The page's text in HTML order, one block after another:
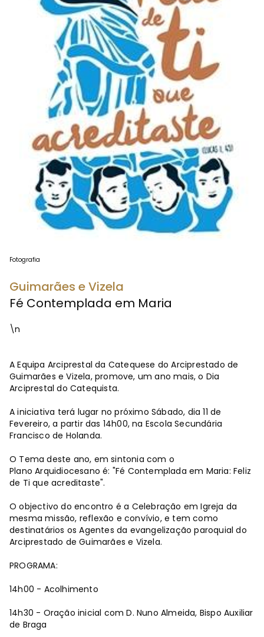
Fotografia
Guimarães e Vizela
Fé Contemplada em Maria
\n
A Equipa Arciprestal da Catequese do Arciprestado de
Guimarães e Vizela, promove, um ano mais, o Dia
Arciprestal do Catequista.
A iniciativa terá lugar no próximo Sábado, dia 11 de
Fevereiro, a partir das 14h00, na Escola Secundária
Francisco de Holanda.
O Tema deste ano, em sintonia com o
Plano Arquidiocesano é: "Fé Contemplada em Maria: Feliz
de Ti que acreditaste".
O objectivo do encontro é a Celebração em Igreja da
mesma missão, reflexão e convívio, e tem como
destinatários os Agentes da evangelização paroquial do
Arciprestado de Guimarães e Vizela.
PROGRAMA:
14h00 - Acolhimento
14h30 - Oração inicial com D. Nuno Almeida, Bispo Auxiliar
de Braga